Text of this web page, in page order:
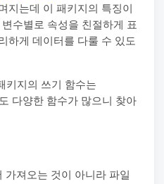
지는데 이 패키지의 특징이
수별로 속성을 친절하게 표
하게 데이터를 다룰 수 있도
키지의 쓰기 함수는
다양한 함수가 많으니 찾아
가져오는 것이 아니라 파일